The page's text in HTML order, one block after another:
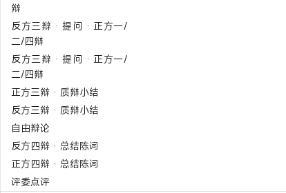
辩
反方三辩 · 提问 · 正方一/
二/四辩
反方三辩 · 提问 · 正方一/
二/四辩
正方三辩 · 质辩小结
反方三辩 · 质辩小结
自由辩论
反方四辩 · 总结陈词
正方四辩 · 总结陈词
评委点评